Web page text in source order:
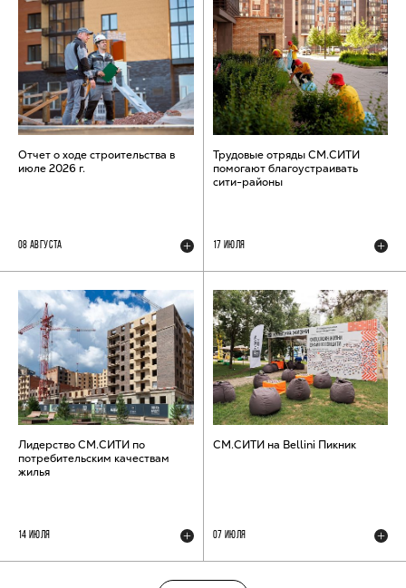
Отчет о ходе строительства в
июле 2026 г.
08 АВГУСТА
Трудовые отряды СМ.СИТИ
помогают благоустраивать
сити-районы
17 ИЮЛЯ
Лидерство СМ.СИТИ по
потребительским качествам
жилья
14 ИЮЛЯ
СМ.СИТИ на Bellini Пикник
07 ИЮЛЯ